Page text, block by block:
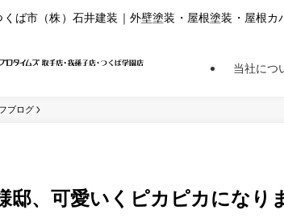
ば市（株）⽯井建装｜外壁塗装・屋根塗装・屋根カ
当社につ
ブログ
邸、可愛いくピカピカになり